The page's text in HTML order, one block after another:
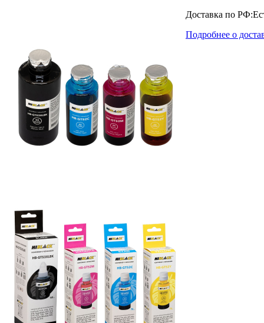
Доставка по РФ:
Подробнее о